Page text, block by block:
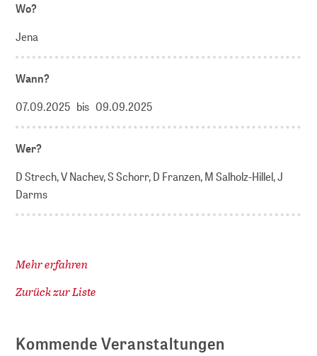
Wo?
Jena
Wann?
07.09.2025 bis 09.09.2025
Wer?
D Strech, V Nachev, S Schorr, D Franzen, M Salholz-Hillel, J
Darms
Mehr erfahren
Zurück zur Liste
Kommende Veranstaltungen